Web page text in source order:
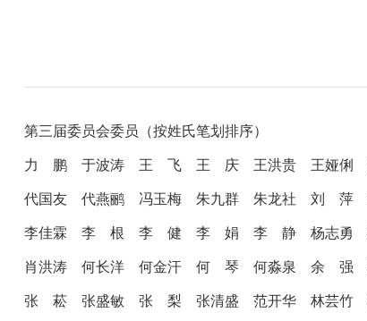
第三届委员会委员（按姓氏笔划排序）
力 鹏 于波涛 王 飞 王 庆 王洪贵 王娅俐
代国友 代燕鹂 冯玉梅 朱九群 朱龙社 刘 萍
李佳霖 李 根 李 健 李 娟 李 静 杨志勇
肖洪涛 何长洋 何金汗 何 琴 何淼泉 余 强
张 菘 张盛敏 张 梨 张清盛 范开华 林芸竹